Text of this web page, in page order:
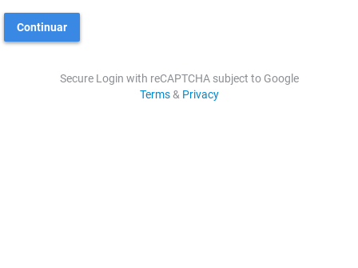
Continuar
Secure Login with reCAPTCHA subject to Google
Terms& Privacy